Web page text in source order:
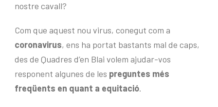
nostre cavall?
Com que aquest nou virus, conegut com a
coronavirus, ens ha portat bastants mal de caps,
des de Quadres d’en Blai volem ajudar-vos
responent algunes de les preguntes més
freqüents en quant a equitació.